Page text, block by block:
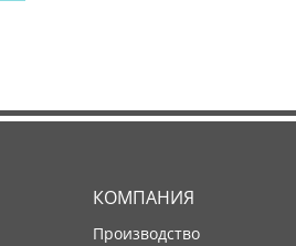
КОМПАНИЯ
производство